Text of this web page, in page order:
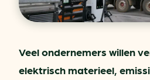
Veel ondernemers willen
elektrisch materieel,